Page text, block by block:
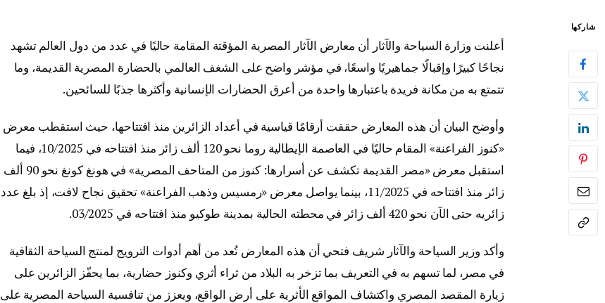
شاركها
أعلنت وزارة السياحة والآثار أن معارض الآثار المصرية المؤقتة المقامة حاليًا في عدد من دول العالم تشهد
نجاحًا كبيرًا وإقبالًا جماهيريًا واسعًا، في مؤشر واضح على الشغف العالمي بالحضارة المصرية القديمة، وما
تتمتع به من مكانة فريدة باعتبارها واحدة من أعرق الحضارات الإنسانية وأكثرها جذبًا للسائحين.
وأوضح البيان أن هذه المعارض حققت أرقامًا قياسية في أعداد الزائرين منذ افتتاحها، حيث استقطب معرض
«كنوز الفراعنة» المقام حاليًا في العاصمة الإيطالية روما نحو 120 ألف زائر منذ افتتاحه في 10/2025، فيما
استقبل معرض «مصر القديمة تكشف عن أسرارها: كنوز من المتاحف المصرية» في هونغ كونغ نحو 90 ألف
زائر منذ افتتاحه في 11/2025، بينما يواصل معرض «رمسيس وذهب الفراعنة» تحقيق نجاح لافت، إذ بلغ عدد
زائريه حتى الآن نحو 420 ألف زائر في محطته الحالية بمدينة طوكيو منذ افتتاحه في 03/2025.
وأكد وزير السياحة والآثار شريف فتحي أن هذه المعارض تُعد من أهم أدوات الترويج لمنتج السياحة الثقافية
في مصر، لما تسهم به في التعريف بما تزخر به البلاد من ثراء أثري وكنوز حضارية، بما يحفّز الزائرين على
زيارة المقصد المصري واكتشاف المواقع الأثرية على أرض الواقع، ويعزز من تنافسية السياحة المصرية على